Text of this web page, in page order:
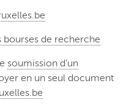
bourses de recherche
soumission d’un
en un seul document